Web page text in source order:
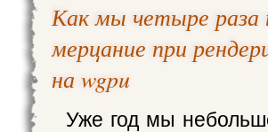
Как мы четыре раза
мерцание при
на wgpu
Уже год мы